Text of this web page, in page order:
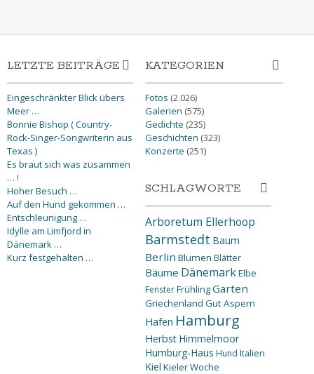
LETZTE BEITRÄGE
Eingeschränkter Blick übers
Meer …
Bonnie Bishop ( Country-
Rock-Singer-Songwriterin aus
Texas )
Es braut sich was zusammen
… !
Hoher Besuch …
Auf den Hund gekommen …
Entschleunigung …
Idylle am Limfjord in
Dänemark …
Kurz festgehalten …
KATEGORIEN
Fotos (2.026)
Galerien (575)
Gedichte (235)
Geschichten (323)
Konzerte (251)
SCHLAGWORTE
Arboretum Ellerhoop
Barmstedt Baum
Berlin Blumen Blätter
Bäume DänemarkElbe
FensterFrühlingGarten
Griechenland Gut Aspern
Hafen Hamburg
Herbst Himmelmoor
Humburg-Haus Hund Italien
Kiel Kieler Woche